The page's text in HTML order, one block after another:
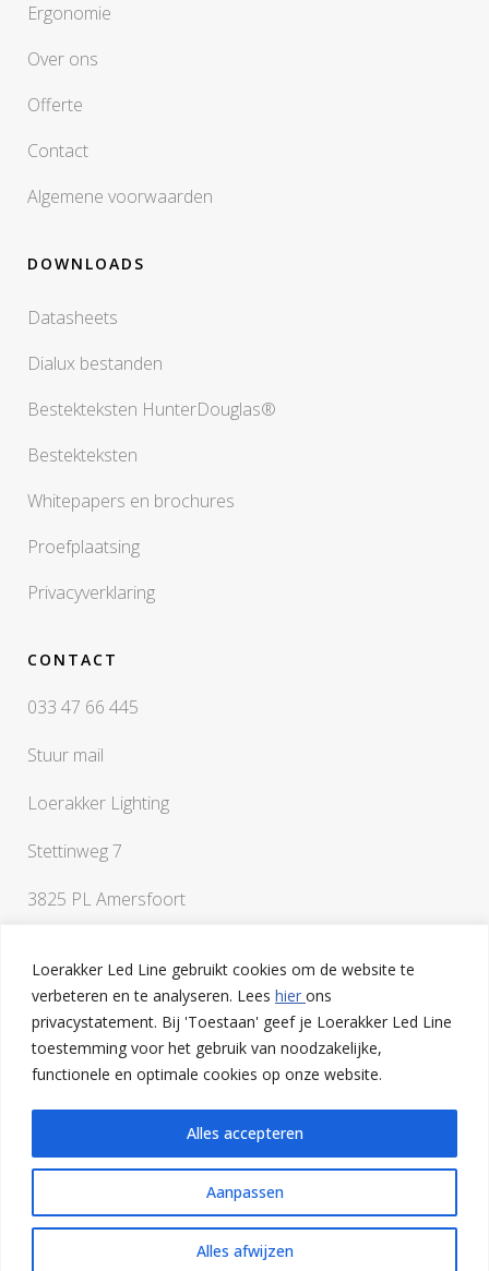
Loerakker Led Line gebruikt cookies om de website te
verbeteren en te analyseren. Lees hier ons
privacystatement. Bij 'Toestaan' geef je Loerakker Led Line
toestemming voor het gebruik van noodzakelijke,
functionele en optimale cookies op onze website.
Aanpassen
Alles afwijzen
Alles accepteren
Ergonomie
Over ons
Offerte
Contact
Algemene voorwaarden
DOWNLOADS
Datasheets
Dialux bestanden
Bestekteksten HunterDouglas®
Bestekteksten
Whitepapers en brochures
Proefplaatsing
Privacyverklaring
CONTACT
033 47 66 445
Stuur mail
Loerakker Lighting
Stettinweg 7
3825 PL Amersfoort
Als je vragen hebt of een klankbord nodig hebt bij het
uitwerken van je ideeën, ben je van harte welkom op onze
lichtstudio in Amersfoort